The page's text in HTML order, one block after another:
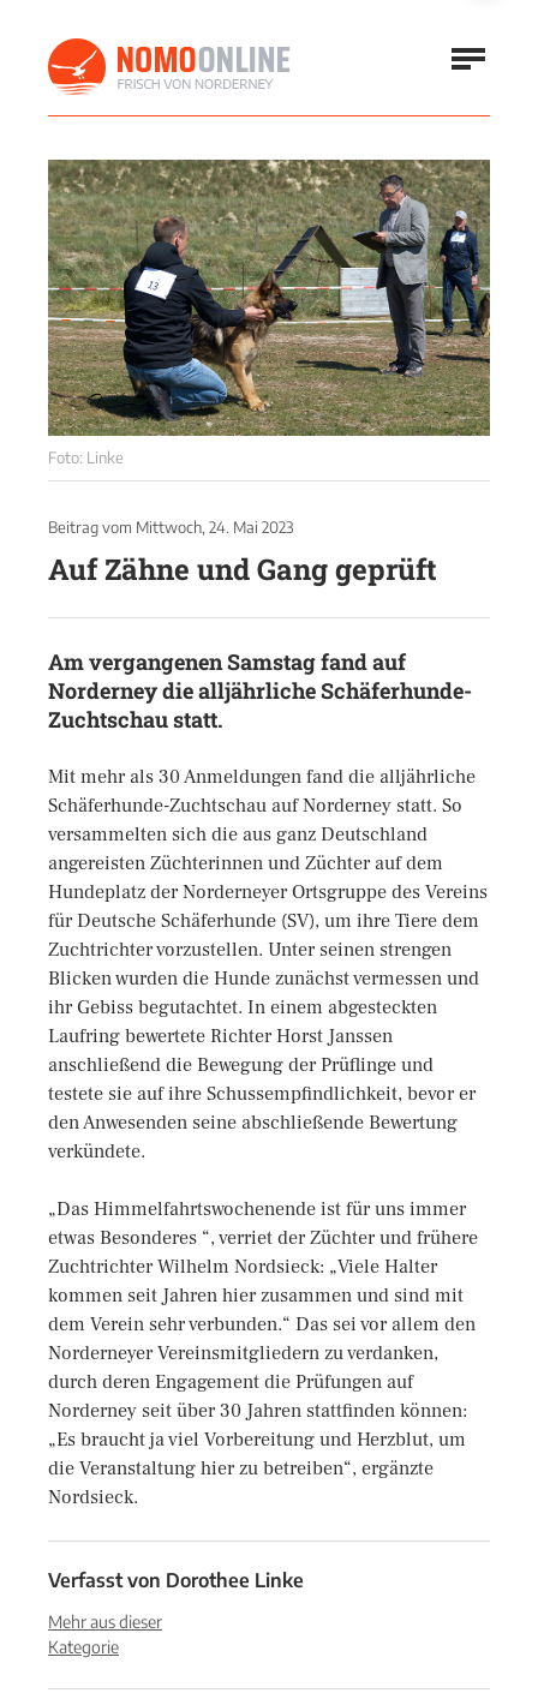
Foto: Linke
Beitrag vom Mittwoch, 24. Mai 2023
Auf Zähne und Gang geprüft
Am vergangenen Samstag fand auf
Norderney die alljährliche Schäferhunde-
Zuchtschau statt.
Mit mehr als 30 Anmeldungen fand die alljährliche
Schäferhunde-Zuchtschau auf Norderney statt. So
versammelten sich die aus ganz Deutschland
angereisten Züchterinnen und Züchter auf dem
Hundeplatz der Norderneyer Ortsgruppe des Vereins
für Deutsche Schäferhunde (SV), um ihre Tiere dem
Zuchtrichter vorzustellen. Unter seinen strengen
Blicken wurden die Hunde zunächst vermessen und
ihr Gebiss begutachtet. In einem abgesteckten
Laufring bewertete Richter Horst Janssen
anschließend die Bewegung der Prüflinge und
testete sie auf ihre Schussempfindlichkeit, bevor er
den Anwesenden seine abschließende Bewertung
verkündete.
„Das Himmelfahrtswochenende ist für uns immer
etwas Besonderes “, verriet der Züchter und frühere
Zuchtrichter Wilhelm Nordsieck: „Viele Halter
kommen seit Jahren hier zusammen und sind mit
dem Verein sehr verbunden.“ Das sei vor allem den
Norderneyer Vereinsmitgliedern zu verdanken,
durch deren Engagement die Prüfungen auf
Norderney seit über 30 Jahren stattfinden können:
„Es braucht ja viel Vorbereitung und Herzblut, um
die Veranstaltung hier zu betreiben“, ergänzte
Nordsieck.
Verfasst von Dorothee Linke
Mehr aus dieser
Kategorie